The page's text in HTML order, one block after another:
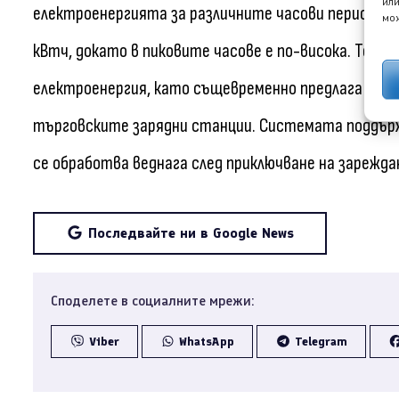
електроенергията за различните часови периоди.
кВтч, докато в пиковите часове е по-висока. Това
електроенергия, като същевременно предлага
търговските зарядни станции. Системата
се обработва веднага след приключване на
Последвайте ни в Google News
Споделете в социалните мрежи:
Viber WhatsApp Telegram